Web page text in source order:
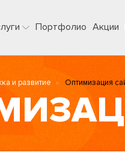
Портфолио Акции
и развитие Оптимизация